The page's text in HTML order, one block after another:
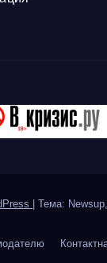
| Тема: